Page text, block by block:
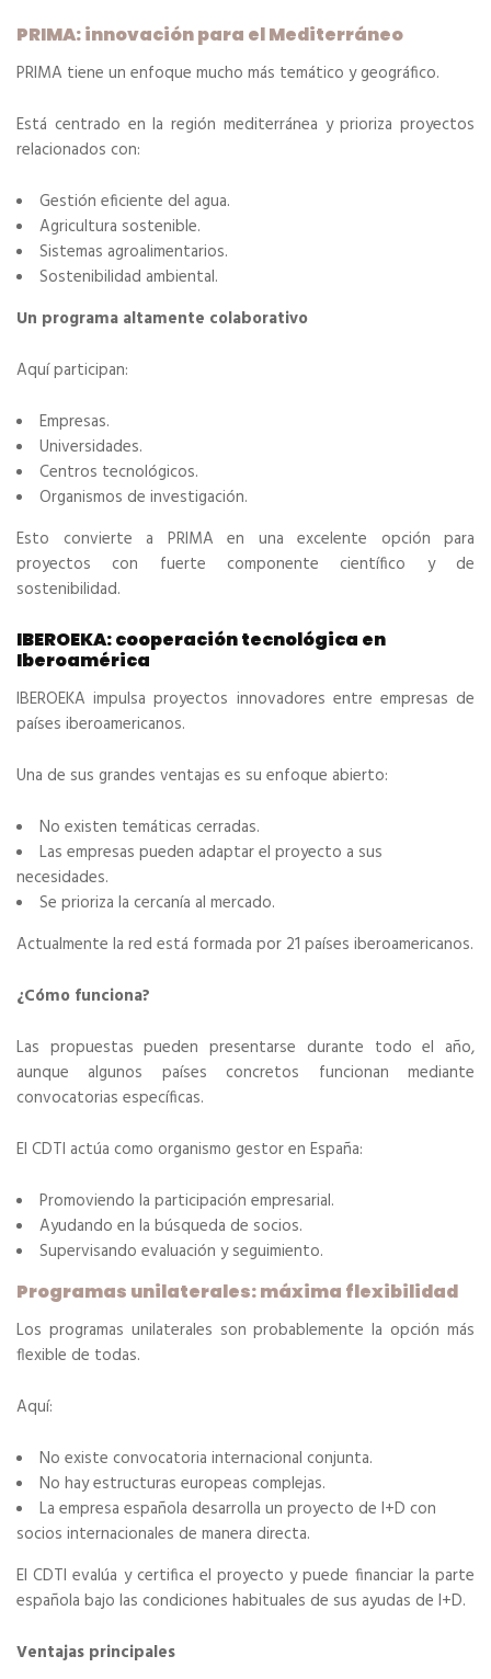
PRIMA: innovación para el Mediterráneo
PRIMA tiene un enfoque mucho más temático y geográfico.
Está centrado en la región mediterránea y prioriza proyectos
relacionados con:
Gestión eficiente del agua.
Agricultura sostenible.
Sistemas agroalimentarios.
Sostenibilidad ambiental.
Un programa altamente colaborativo
Aquí participan:
Empresas.
Universidades.
Centros tecnológicos.
Organismos de investigación.
Esto convierte a PRIMA en una excelente opción para
proyectos con fuerte componente científico y de
sostenibilidad.
IBEROEKA: cooperación tecnológica en
Iberoamérica
IBEROEKA impulsa proyectos innovadores entre empresas de
países iberoamericanos.
Una de sus grandes ventajas es su enfoque abierto:
No existen temáticas cerradas.
Las empresas pueden adaptar el proyecto a sus
necesidades.
Se prioriza la cercanía al mercado.
Actualmente la red está formada por 21 países iberoamericanos.
¿Cómo funciona?
Las propuestas pueden presentarse durante todo el año,
aunque algunos países concretos funcionan mediante
convocatorias específicas.
El CDTI actúa como organismo gestor en España:
Promoviendo la participación empresarial.
Ayudando en la búsqueda de socios.
Supervisando evaluación y seguimiento.
Programas unilaterales: máxima flexibilidad
Los programas unilaterales son probablemente la opción más
flexible de todas.
Aquí:
No existe convocatoria internacional conjunta.
No hay estructuras europeas complejas.
La empresa española desarrolla un proyecto de I+D con
socios internacionales de manera directa.
El CDTI evalúa y certifica el proyecto y puede financiar la parte
española bajo las condiciones habituales de sus ayudas de I+D.
Ventajas principales